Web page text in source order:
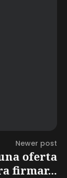
Newer post
oferta
firmar...